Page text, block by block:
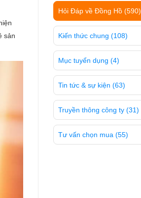
sản
Hỏi Đáp về Đồng Hồ (590)
Kiến thức chung (108)
Mục tuyển dụng (4)
Tin tức & sự kiện (63)
Truyền thông công ty (31)
Tư vấn chọn mua (55)